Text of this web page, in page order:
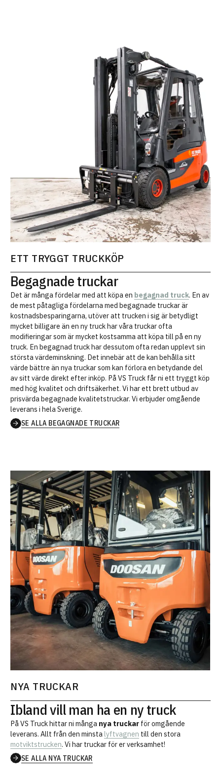
ETT TRYGGT TRUCKKÖP
Begagnade truckar
Det är många fördelar med att köpa en begagnad truck. En av
de mest påtagliga fördelarna med begagnade truckar är
kostnadsbesparingarna, utöver att trucken i sig är betydligt
mycket billigare än en ny truck har våra truckar ofta
modifieringar som är mycket kostsamma att köpa till på en ny
truck. En begagnad truck har dessutom ofta redan upplevt sin
största värdeminskning. Det innebär att de kan behålla sitt
värde bättre än nya truckar som kan förlora en betydande del
av sitt värde direkt efter inköp. På VS Truck får ni ett tryggt köp
med hög kvalitet och driftsäkerhet. Vi har ett brett utbud av
prisvärda begagnade kvalitetstruckar. Vi erbjuder omgående
leverans i hela Sverige.
SE ALLA BEGAGNADE TRUCKAR
NYA TRUCKAR
Ibland vill man ha en ny truck
På VS Truck hittar ni många nya truckar för omgående
leverans. Allt från den minsta lyftvagnen till den stora
motviktstrucken. Vi har truckar för er verksamhet!
SE ALLA NYA TRUCKAR